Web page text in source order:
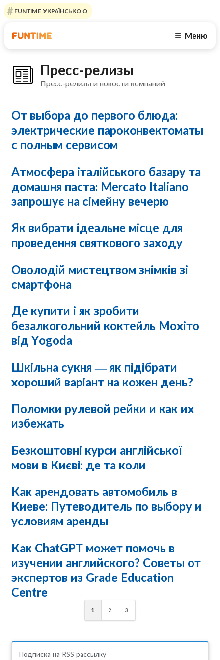
FUNTIME УКРАЇНСЬКОЮ
☰ Меню
Пресс-релизы
Пресс-релизы и новости компаний
От выбора до первого блюда:
электрические пароконвектоматы
с полным сервисом
Атмосфера італійського базару та
домашня паста: Mercato Italiano
запрошує на сімейну вечерю
Як вибрати ідеальне місце для
проведення святкового заходу
Оволодій мистецтвом знімків зі
смартфона
Де купити і як зробити
безалкогольний коктейль Мохіто
від Yogoda
Шкільна сукня — як підібрати
хороший варіант на кожен день?
Поломки рулевой рейки и как их
избежать
Безкоштовні курси англійської
мови в Києві: де та коли
Как арендовать автомобиль в
Киеве: Путеводитель по выбору и
условиям аренды
Как ChatGPT может помочь в
изучении английского? Советы от
экспертов из Grade Education
Centre
1 2 3
Подписка на RSS рассылку